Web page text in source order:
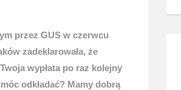
przez GUS w czerwcu
zadeklarowała, że
wypłata po raz kolejny
odkładać? Mamy dobrą